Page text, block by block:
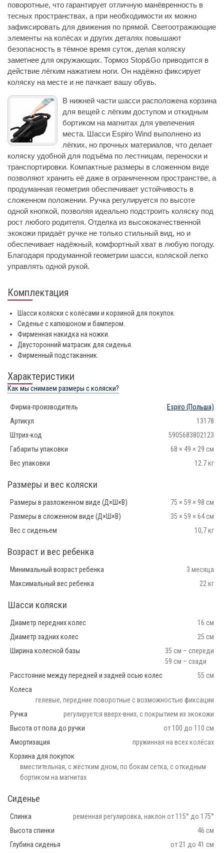
поворотные, что гарантирует отличную манёвренность в
тесных пространствах, а при необходимости их можно
зафиксировать для движения по прямой. Светоотражающие
элементы на колёсах и других деталях повышают
безопасность в тёмное время суток, делая коляску
заметнее для окружающих. Тормоз Stop&Go приводится в
действие лёгким нажатием ноги. Он надёжно фиксирует
коляску на месте и не пачкает вашу обувь.
В нижней части шасси расположена корзина
для вещей с лёгким доступом и откидным
бортиком на магнитах для увелечения
места. Шасси Espiro Wind выполнено из
лёгких, но прочных материалов, что делает
коляску удобной для подъёма по лестницам, переноски и
транспортировки. Компактные размеры в сложенном виде
позволяют хранить её даже в ограниченном пространстве, а
продуманная геометрия обеспечивает устойчивость в
сложенном положении. Ручка регулируется по высоте
одной кнопкой, позволяя идеально подстроить коляску под
рост любого родителя. Отделка из высококачественной
экокожи придаёт ручке не только стильный вид, но и
обеспечивает надёжный, комфортный хват в любую погоду.
Благодаря продуманной геометрии шасси, коляской легко
управлять одной рукой.
Комплектация
Шасси коляски с колёсами и корзиной для покупок.
Сиденье с капюшоном и бампером.
Фирменная накидка на ножки.
Двусторонний матрасик для сиденья.
Фирменный подстаканник.
Характеристики
Как мы снимаем размеры с коляски?
Фирма-производитель Espiro (Польша)
Артикул
13178
Штрих-код
5905683802123
Габариты упаковки
68 × 49 × 29 см
Вес упаковки
12.7 кг
Размеры и вес коляски
Размеры в разложенном виде (Д×Ш×В)
75 × 59 × 98 см
Размеры в сложенном виде (Д×Ш×В)
35 × 59 × 64 см
Вес с сиденьем
10,7 кг
Возраст и вес ребенка
Минимальный возраст ребенка
3 месяца
Максимальный вес ребенка
22 кг
Шасси коляски
Диаметр передних колес
16 см
Диаметр задних колес
25 см
Ширина колесной базы
35 см – спереди
59 см – сзади
Расстояние между передней и задней осью колес
55 см
Колеса
гелевые, передние поворотные с возможностью фиксации
Ручка
регулируется вверх-вниз, с покрытием из экокожи
Высота от пола до ручки
от 100 до 110 см
Амортизация
пружинная на всех колёсах
Корзина для покупок
вместительная, с жёстким дном, по бокам сетка, с откидным
бортиком на магнитах
Сиденье
Спинка
ременная регулировка, наклон от 115° до 175°
Высота спинки
46 см
Глубина сиденья
от 21 до 41 см